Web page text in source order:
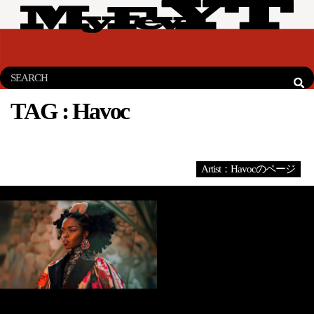
TAG :Havoc
Artist：Havocのページ